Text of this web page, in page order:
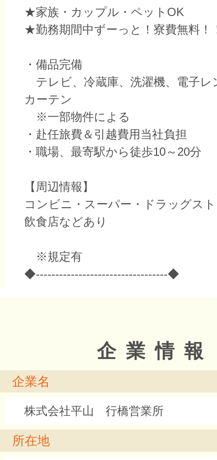
★家族・カップル・ペットOK
★勤務期間中ずーっと！寮費無料！
・備品完備
テレビ、冷蔵庫、洗濯機、電子レ
カーテン
※一部物件による
・赴任旅費＆引越費用当社負担
・職場、最寄駅から徒歩10～20分
【周辺情報】
コンビニ・スーパー・ドラッグス
飲食店などあり
※規定有
◆----------------------------------◆
企業情報
企業名
株式会社平山 行橋営業所
所在地